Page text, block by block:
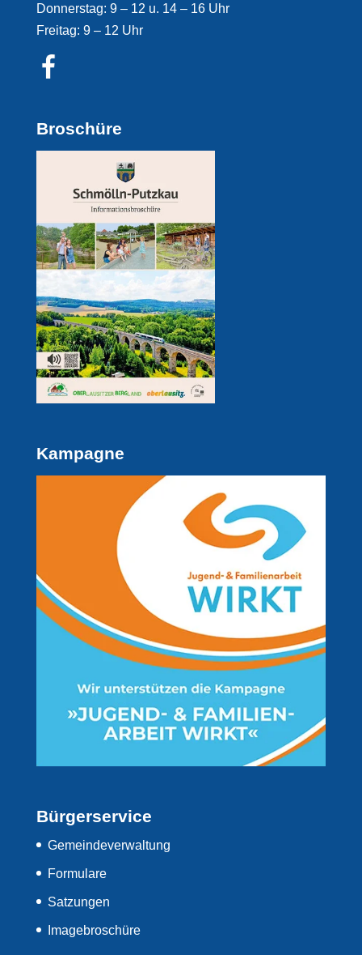
Donnerstag: 9 – 12 u. 14 – 16 Uhr
Freitag: 9 – 12 Uhr
Broschüre
Kampagne
Bürgerservice
Gemeindeverwaltung
Formulare
Satzungen
Imagebroschüre